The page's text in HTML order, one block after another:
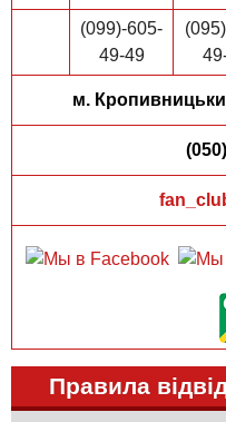
(099)-605-
49-49
м.
Правила